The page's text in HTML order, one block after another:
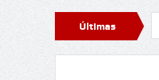
Últimas
Notícias
Reflexão para a